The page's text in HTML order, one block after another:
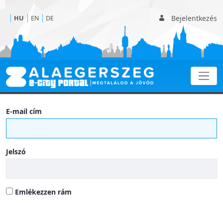
Bejelentkezés
HU EN DE
Érdekességek
E-mail cím
Jelszó
Emlékezzen rám